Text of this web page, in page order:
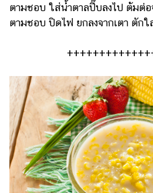
ตามชอบ ใส่น้ำตาลปี๊บลงไป ต้มต่
ตามชอบ ปิดไฟ ยกลงจากเตา ตัก